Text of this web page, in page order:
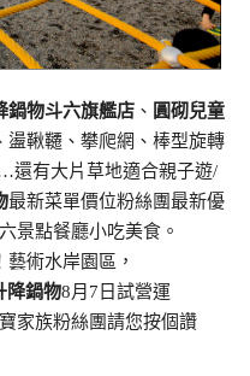
鍋物斗六旗艦店、 圓砌兒童
盪鞦韆、攀爬網、棒型旋轉
還有大片草地適合親子遊/
最新菜單價位粉絲團最新優
景點餐廳小吃美食。
術水岸園區，
降鍋物8月7日試營運
家族粉絲團請您按個讚